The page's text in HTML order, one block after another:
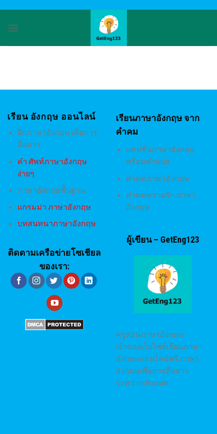
content
เรียน อังกฤษ ออนไลน์
ฝึกภาษาอังกฤษ เพื่อการ
สื่อสาร
คํา ศัพท์ภาษาอังกฤษ
ง่ายๆ
ภาษาอังกฤษพื้นฐาน
แกรมม่า ภาษาอังกฤษ
บทสนทนาภาษาอังกฤษ
เรียนภาษาอังกฤษ จาก
คำคม
แคปชั่นภาษาอังกฤษ
พร้อมคำแปล
คำคมภาษาอังกฤษ
คำคมความรัก ภาษา
อังกฤษ
ติดตามเครือข่ายโซเชียล
ของเรา:
ผู้เขียน – GetEng123
ครูสอนภาษาอังกฤษ
เจ้าของเว็บไซต์เรียนภาษา
อังกฤษออนไลน์ฟรี ภาษา
อังกฤษเพื่อการสื่อสาร
ระหว่างประเทศ